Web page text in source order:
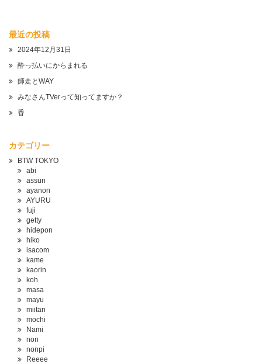
最近の投稿
2024年12月31日
酔っ払いにからまれる
師走とWAY
みなさんTVerって知ってますか？
香
カテゴリー
BTW TOKYO
abi
assun
ayanon
AYURU
fuji
getty
hidepon
hiko
isacom
kame
kaorin
koh
masa
mayu
miitan
mochi
Nami
non
nonpi
Reeee